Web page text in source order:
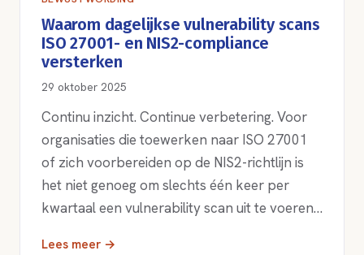
Waarom dagelijkse vulnerability scans
ISO 27001- en NIS2-compliance
versterken
29 oktober 2025
Continu inzicht. Continue verbetering. Voor
organisaties die toewerken naar ISO 27001
of zich voorbereiden op de NIS2-richtlijn is
het niet genoeg om slechts één keer per
kwartaal een vulnerability scan uit te voeren…
Lees meer →